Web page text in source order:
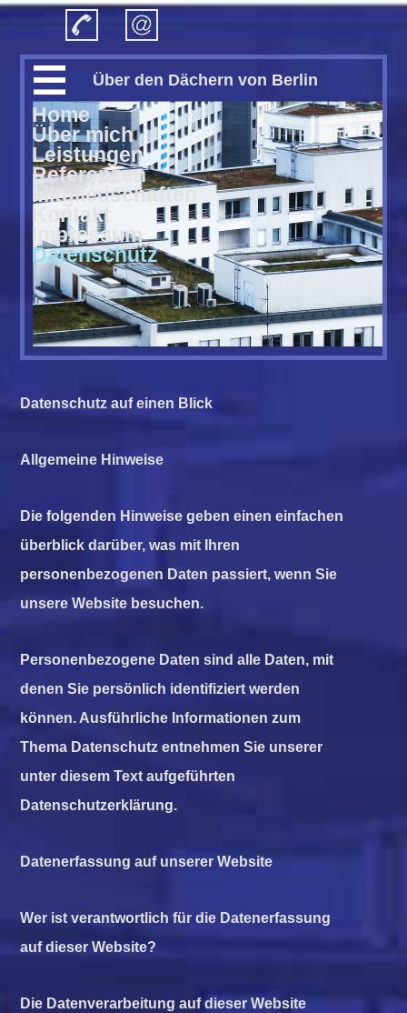
Über den Dächern von Berlin
Home
Über mich
Leis­tungen
Refe­renzen
Mitglied­schaften
Kon­takt
Impres­sum
Daten­schutz
Datenschutz auf einen Blick
Allgemeine Hinweise
Die folgenden Hinweise geben einen einfachen
überblick darüber, was mit Ihren
personenbezogenen Daten passiert, wenn Sie
unsere Website besuchen.
Personenbezogene Daten sind alle Daten, mit
denen Sie persönlich identifiziert werden
können. Ausführliche Informationen zum
Thema Datenschutz entnehmen Sie unserer
unter diesem Text aufgeführten
Datenschutzerklärung.
Datenerfassung auf unserer Website
Wer ist verantwortlich für die Datenerfassung
auf dieser Website?
Die Datenverarbeitung auf dieser Website